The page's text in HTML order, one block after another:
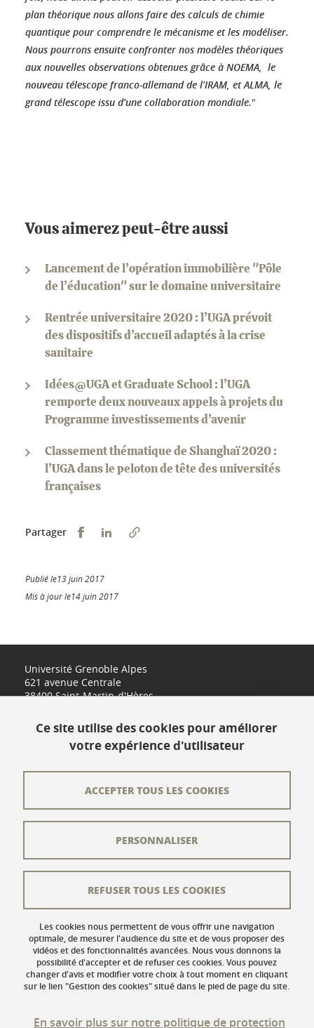
plan théorique nous allons faire des calculs de chimie
quantique pour comprendre le mécanisme et les modéliser.
Nous pourrons ensuite confronter nos modèles théoriques
aux nouvelles observations obtenues grâce à NOEMA, le
nouveau télescope franco-allemand de l’IRAM, et ALMA, le
grand télescope issu d’une collaboration mondiale."
Vous aimerez peut-être aussi
Lancement de l’opération immobilière "Pôle
de l’éducation" sur le domaine universitaire
Rentrée universitaire 2020 : l’UGA prévoit
des dispositifs d’accueil adaptés à la crise
sanitaire
Idées@UGA et Graduate School : l’UGA
remporte deux nouveaux appels à projets du
Programme investissements d’avenir
Classement thématique de Shanghaï 2020 :
l’UGA dans le peloton de tête des universités
françaises
Partager Partager sur Facebook
Partager sur LinkedIn
Publié le13 juin 2017
Mis à jour le14 juin 2017
Université Grenoble Alpes
621 avenue Centrale
38400 Saint-Martin-d'Hères
L'équipe éditoriale
Crédits
Mentions légales
Données personnelles
Gestion des cookies
Accessibilité : non conforme
Ce site utilise des cookies pour améliorer
votre expérience d'utilisateur
Les cookies nous permettent de vous offrir une navigation
optimale, de mesurer l'audience du site et de vous proposer des
vidéos et des fonctionnalités avancées. Nous vous donnons la
possibilité d'accepter et de refuser ces cookies. Vous pouvez
changer d'avis et modifier votre choix à tout moment en cliquant
sur le lien "Gestion des cookies" situé dans le pied de page du site.
En savoir plus sur notre politique de protection
ACCEPTER TOUS LES COOKIES
REFUSER TOUS LES COOKIES
PERSONNALISER